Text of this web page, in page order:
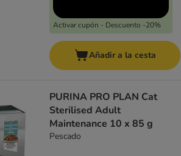
Activar cupón - Descuento -20%
Añadir a la cesta
PURINA PRO PLAN Cat
Sterilised Adult
Maintenance 10 x 85 g
Pescado